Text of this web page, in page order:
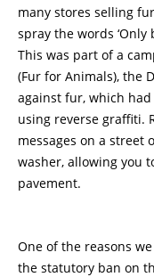
many stores selling
spray the words
This was part of a
(Fur for Animals), the
against fur, which
using reverse graffiti.
messages on a street
washer, allowing you
pavement.
One of the reasons
the statutory ban on